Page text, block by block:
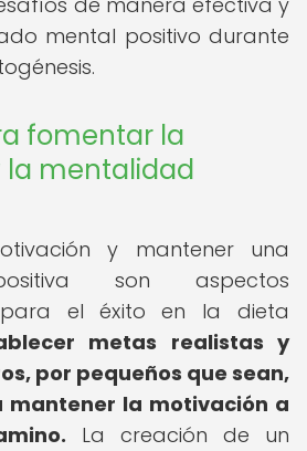
mental positivo durante
fomentar la
la mentalidad
y mantener una
son aspectos
para el éxito en la dieta
metas realistas y
por pequeños que sean,
mantener la motivación a
La creación de un